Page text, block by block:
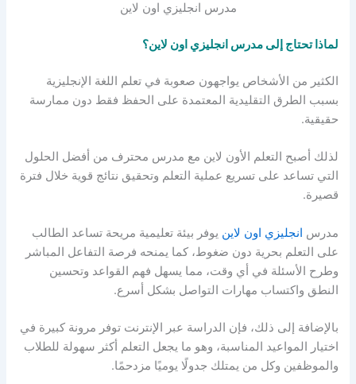
مدرس انجليزي اون لاين
لماذا تحتاج إلى مدرس انجليزي اون لاين؟
الكثير من الأشخاص يواجهون صعوبة في تعلم اللغة الإنجليزية
بسبب الطرق التقليدية المعتمدة على الحفظ فقط دون ممارسة
حقيقية.
لذلك أصبح التعلم الأون لاين مع مدرس محترف من أفضل الحلول
التي تساعد على تسريع عملية التعلم وتحقيق نتائج قوية خلال فترة
قصيرة.
مدرس انجليزي اون لاين يوفر بيئة تعليمية مريحة تساعد الطالب
على التعلم بحرية دون ضغوط، كما يمنحه فرصة التفاعل المباشر
وطرح الأسئلة في أي وقت، مما يسهل فهم القواعد وتحسين
النطق واكتساب مهارات التواصل بشكل أسرع.
بالإضافة إلى ذلك، فإن الدراسة عبر الإنترنت توفر مرونة كبيرة في
اختيار المواعيد المناسبة، وهو ما يجعل التعلم أكثر سهولة للطلاب
والموظفين وكل من يمتلك جدولًا يوميًا مزدحمًا.